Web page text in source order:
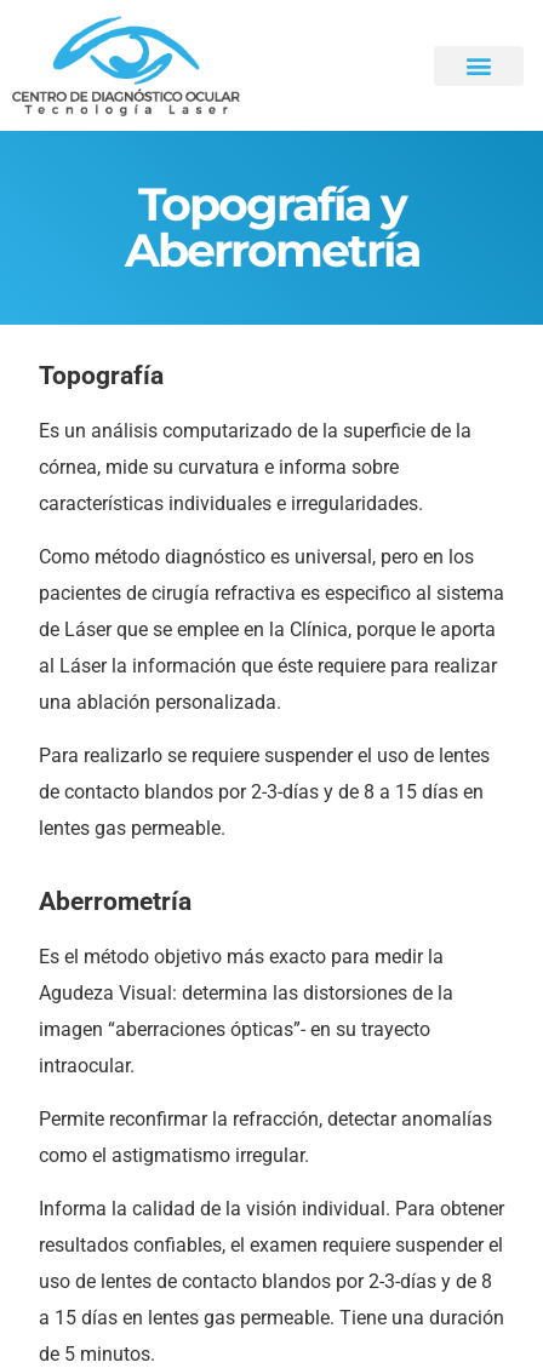
Aberrometría
Topografía y
Aberrometría
Topografía
Es un análisis computarizado de la superficie de la
córnea, mide su curvatura e informa sobre
características individuales e irregularidades.
Como método diagnóstico es universal, pero en los
pacientes de cirugía refractiva es especifico al sistema
de Láser que se emplee en la Clínica, porque le aporta
al Láser la información que éste requiere para realizar
una ablación personalizada.
Para realizarlo se requiere suspender el uso de lentes
de contacto blandos por 2-3-días y de 8 a 15 días en
lentes gas permeable.
Aberrometría
Es el método objetivo más exacto para medir la
Agudeza Visual: determina las distorsiones de la
imagen “aberraciones ópticas”- en su trayecto
intraocular.
Permite reconfirmar la refracción, detectar anomalías
como el astigmatismo irregular.
Informa la calidad de la visión individual. Para obtener
resultados confiables, el examen requiere suspender el
uso de lentes de contacto blandos por 2-3-días y de 8
a 15 días en lentes gas permeable. Tiene una duración
de 5 minutos.